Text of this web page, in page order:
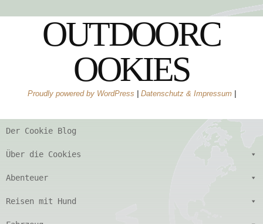
OUTDOORC
OOKIES
Proudly powered by WordPress Datenschutz & Impressum
Der Cookie Blog
Über die Cookies
Abenteuer
Reisen mit Hund